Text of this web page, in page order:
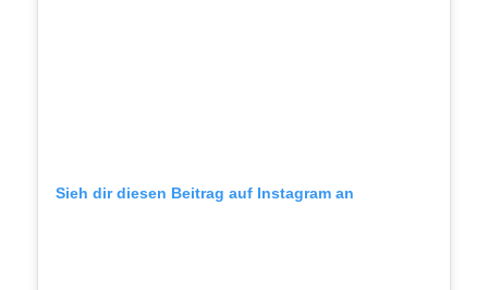
Sieh dir diesen Beitrag auf Instagram an